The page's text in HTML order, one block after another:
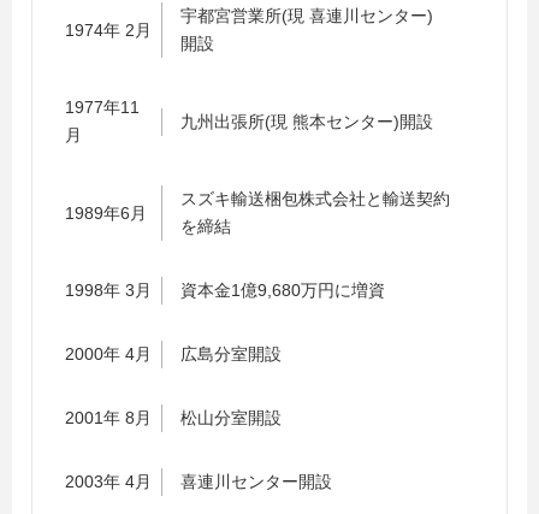
1974年 2月
宇都宮営業所(現 喜連川センター)
開設
1977年11
月
九州出張所(現 熊本センター)開設
1989年6月
スズキ輸送梱包株式会社と輸送契約
を締結
1998年 3月 資本金1億9,680万円に増資
2000年 4月 広島分室開設
2001年 8月 松山分室開設
2003年 4月 喜連川センター開設